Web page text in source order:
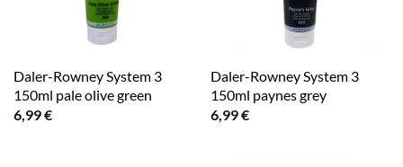
Daler-Rowney System 3
150ml pale olive green
6,99€
Daler-Rowney System 3
150ml paynes grey
6,99€